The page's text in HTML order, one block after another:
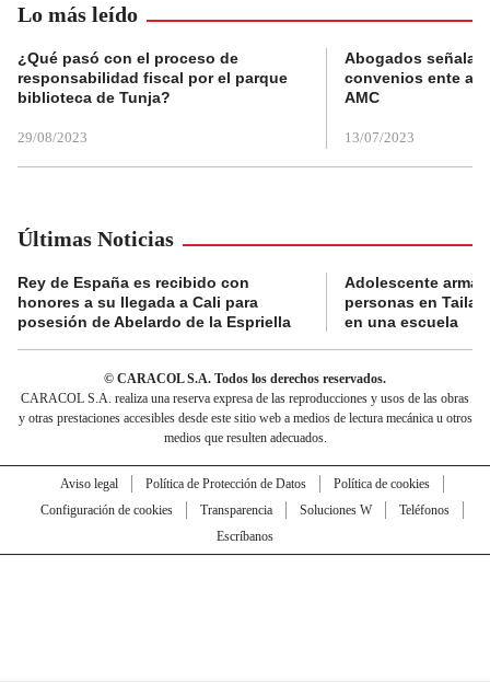
Lo más leído
¿Qué pasó con el proceso de
responsabilidad fiscal por el parque
biblioteca de Tunja?
29/08/2023
Abogados
convenios ente
AMC
13/07/2023
Últimas Noticias
Rey de España es recibido con
honores a su llegada a Cali para
posesión de Abelardo de la Espriella
Adolescente
personas en
en una escuela
© CARACOL S.A. Todos los derechos reservados.
CARACOL S.A. realiza una reserva expresa de las reproducciones y usos de las obras
y otras prestaciones accesibles desde este sitio web a medios de lectura mecánica u otros
medios que resulten adecuados.
Aviso legal Política de Protección de Datos
Política de cookies
Configuración de cookies
Transparencia Soluciones W
Teléfonos
Escríbanos